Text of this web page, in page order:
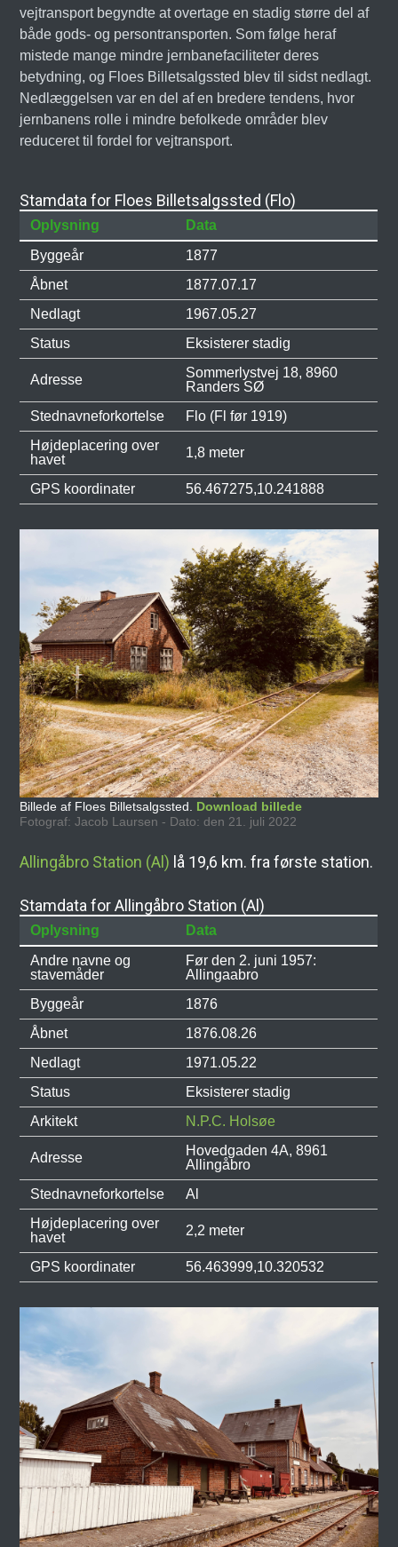
vejtransport begyndte at overtage en stadig større del af
både gods- og persontransporten. Som følge heraf
mistede mange mindre jernbanefaciliteter deres
betydning, og Floes Billetsalgssted blev til sidst nedlagt.
Nedlæggelsen var en del af en bredere tendens, hvor
jernbanens rolle i mindre befolkede områder blev
reduceret til fordel for vejtransport.
Stamdata for Floes Billetsalgssted (Flo)
Oplysning
Data
Byggeår
1877
Åbnet
1877.07.17
Nedlagt
1967.05.27
Status
Eksisterer stadig
Adresse
Sommerlystvej 18, 8960
Randers SØ
Stednavneforkortelse
Flo (Fl før 1919)
Højdeplacering over
havet
1,8 meter
GPS koordinater 56.467275,10.241888
Billede af Floes Billetsalgssted. Download billede
Fotograf: Jacob Laursen - Dato: den 21. juli 2022
Allingåbro Station (Al) lå 19,6 km. fra første station.
Stamdata for Allingåbro Station (Al)
Oplysning
Data
Andre navne og
stavemåder
Før den 2. juni 1957:
Allingaabro
Byggeår
1876
Åbnet
1876.08.26
Nedlagt
1971.05.22
Status
Eksisterer stadig
Arkitekt
N.P.C. Holsøe
Adresse
Hovedgaden 4A, 8961
Allingåbro
Stednavneforkortelse
Al
Højdeplacering over
havet
2,2 meter
GPS koordinater 56.463999,10.320532